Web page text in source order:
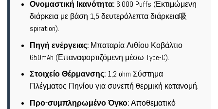
Ονομαστική Ικανότητα:6.000 Puffs (Εκτιμώμενη
διάρκεια με βάση 1,5 δευτερόλεπτα διάρκεια吸
spiration).
Πηγή ενέργειας:Μπαταρία Λιθίου Κοβάλτιο
650mAh (Επαναφορτιζόμενη μέσω Type-C).
Στοιχείο Θέρμανσης:1,2 ohm Σύστημα
Πλέγματος Πηνίου για συνεπή θερμική κατανομή.
Προ-συμπληρωμένο Όγκο:Αποθεματικό